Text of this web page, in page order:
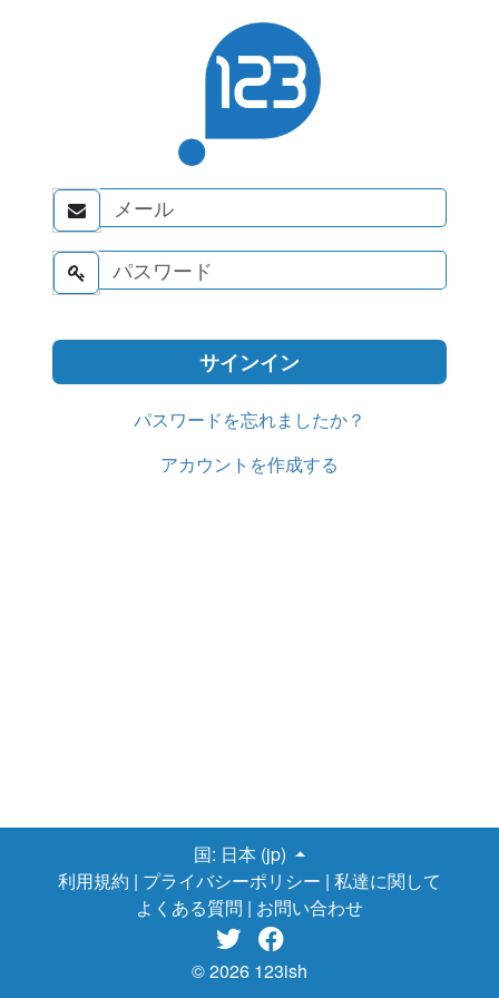


パスワードを忘れましたか？
アカウントを作成する
国: 日本 (jp)
利用規約 | プライバシーポリシー | 私達に関して
よくある質問 | お問い合わせ
 
© 2026 123ish